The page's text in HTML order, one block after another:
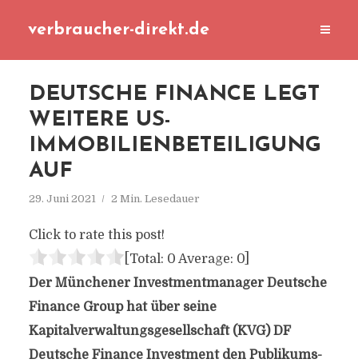
verbraucher-direkt.de
DEUTSCHE FINANCE LEGT
WEITERE US-
IMMOBILIENBETEILIGUNG
AUF
29. Juni 2021 2 Min. Lesedauer
Click to rate this post!
[Total: 0 Average: 0]
Der Münchener Investmentmanager Deutsche
Finance Group hat über seine
Kapitalverwaltungsgesellschaft (KVG) DF
Deutsche Finance Investment den Publikums-